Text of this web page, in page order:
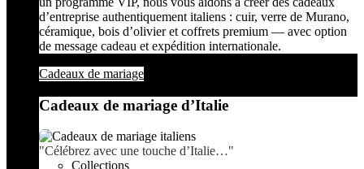
d’entreprise authentiquement italiens : cuir, verre de Murano,
céramique, bois d’olivier et coffrets premium — avec option
de message cadeau et expédition internationale.
Cadeaux de mariage
Cadeaux de mariage d’Italie
"Célébrez avec une touche d’Italie…"
Collections